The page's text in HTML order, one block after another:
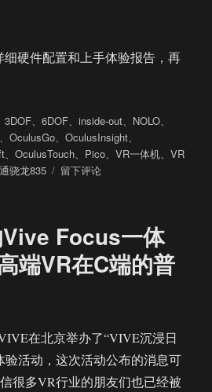
细硬件配置和上手体验报告，再
标
签
3DOF、6DOF、inside-out、 NOLO、
、OculusGo、OculusInsight、
、OculusTouch、 Pico、VR一体机、VR
骁龙835
于
高
VR
Quest
的
几
点
留下评论
Focus一体
端VR在C端的普
在北京举办了“VIVE沉浸日
验活动，这次活动公布的消息可
很多VR行业的朋友们也已经被